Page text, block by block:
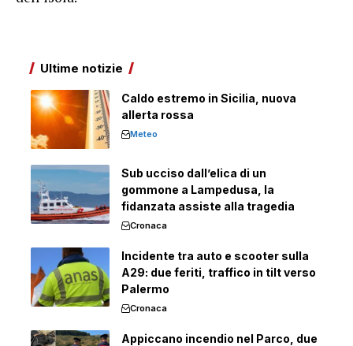
Ultime notizie
Caldo estremo in Sicilia, nuova
allerta rossa
Meteo
Sub ucciso dall’elica di un
gommone a Lampedusa, la
fidanzata assiste alla tragedia
Cronaca
Incidente tra auto e scooter sulla
A29: due feriti, traffico in tilt verso
Palermo
Cronaca
Appiccano incendio nel Parco, due